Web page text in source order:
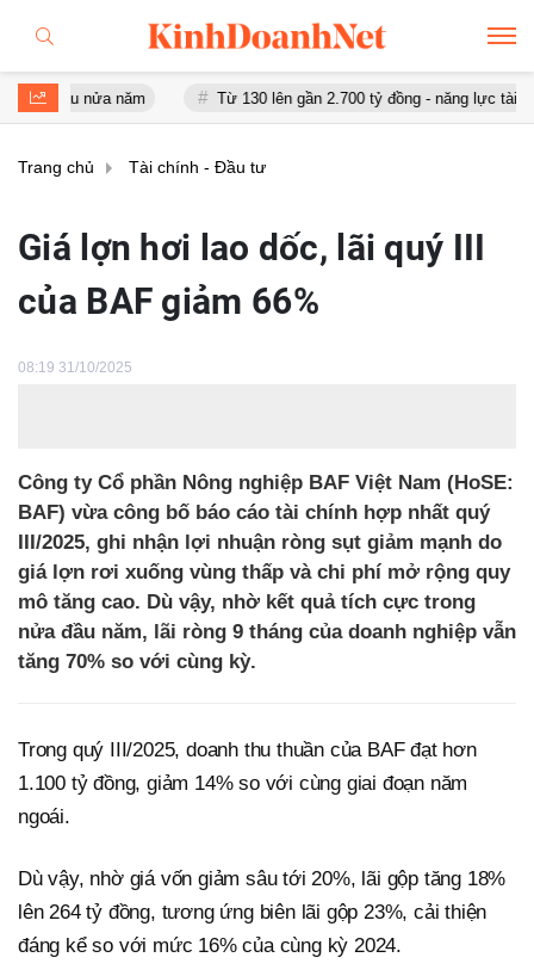
nửa năm Từ 130 lên gần 2.700 tỷ đồng - năng lực tài chính của
Trang chủ Tài chính - Đầu tư
Giá lợn hơi lao dốc, lãi quý III
của BAF giảm 66%
08:19 31/10/2025
Công ty Cổ phần Nông nghiệp BAF Việt Nam (HoSE:
BAF) vừa công bố báo cáo tài chính hợp nhất quý
III/2025, ghi nhận lợi nhuận ròng sụt giảm mạnh do
giá lợn rơi xuống vùng thấp và chi phí mở rộng quy
mô tăng cao. Dù vậy, nhờ kết quả tích cực trong
nửa đầu năm, lãi ròng 9 tháng của doanh nghiệp vẫn
tăng 70% so với cùng kỳ.
Trong quý III/2025, doanh thu thuần của BAF đạt hơn
1.100 tỷ đồng, giảm 14% so với cùng giai đoạn năm
ngoái.
Dù vậy, nhờ giá vốn giảm sâu tới 20%, lãi gộp tăng 18%
lên 264 tỷ đồng, tương ứng biên lãi gộp 23%, cải thiện
đáng kể so với mức 16% của cùng kỳ 2024.